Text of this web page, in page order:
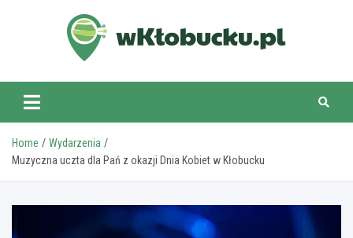
wKlobucku.pl
Home
Wydarzenia
Muzyczna uczta dla Pań z okazji Dnia Kobiet w Kłobucku